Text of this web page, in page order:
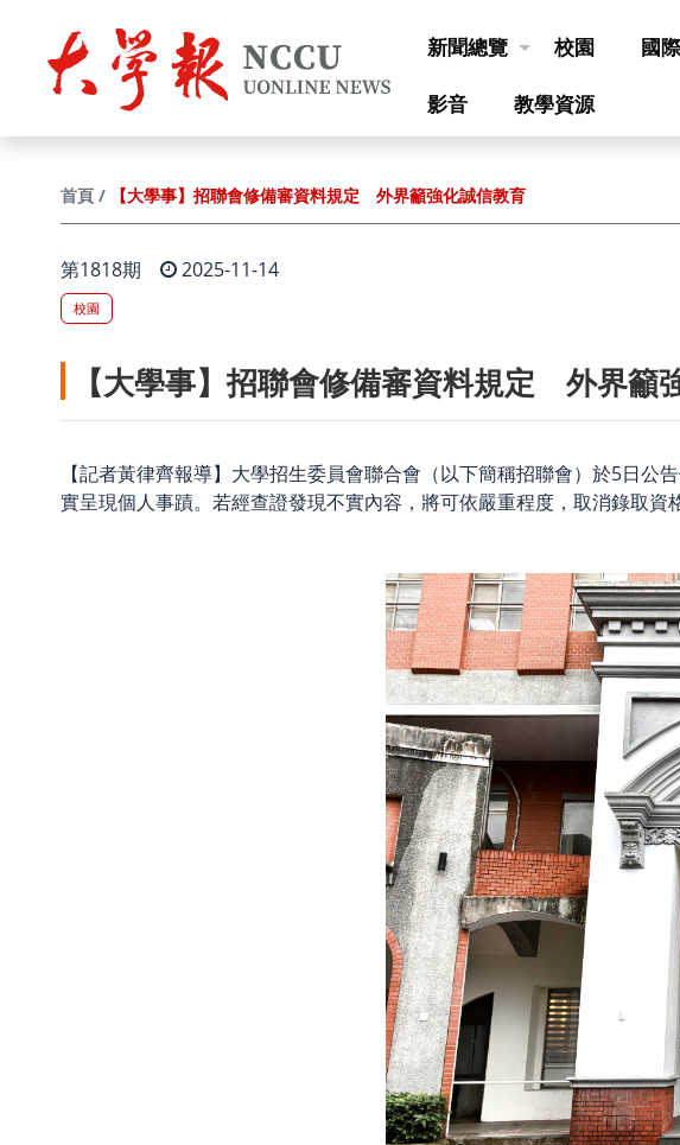
新聞總覽 校園 國際
影音 教學資源
首頁 【大學事】招聯會修備審資料規定 外界籲強化誠信教育
第1818期 2025-11-14
校園
【大學事】招聯會修備審資料規定 外界籲
【記者黃律齊報導】大學招生委員會聯合會（以下簡稱招聯會）於5日
實呈現個人事蹟。若經查證發現不實內容，將可依嚴重程度，取消錄取